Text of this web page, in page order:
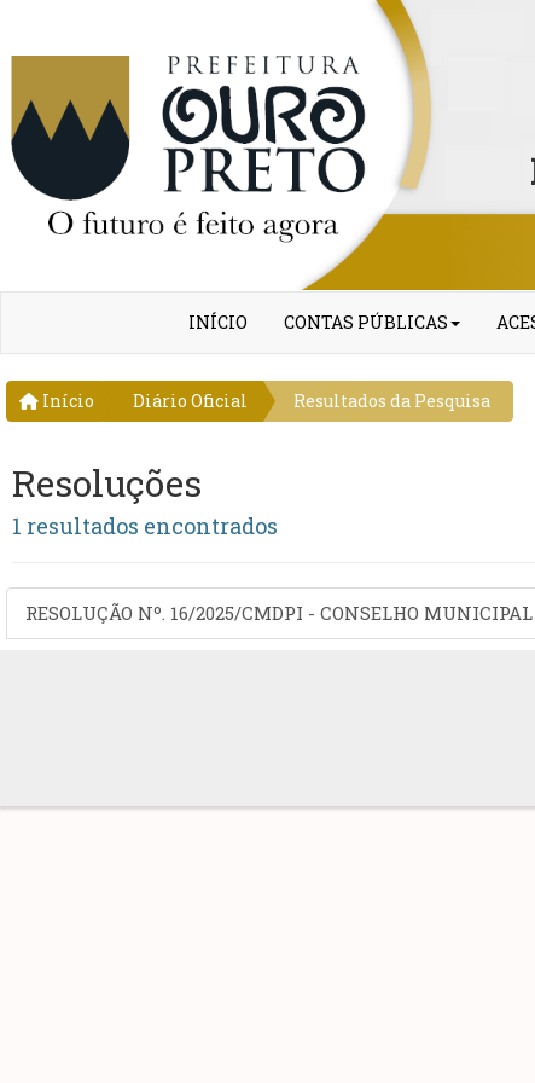
INÍCIO CONTAS PÚBLICAS
Início Diário Oficial Resultados da Pesquisa
Resoluções
1 resultados encontrados
RESOLUÇÃO Nº. 16/2025/CMDPI - CONSELHO